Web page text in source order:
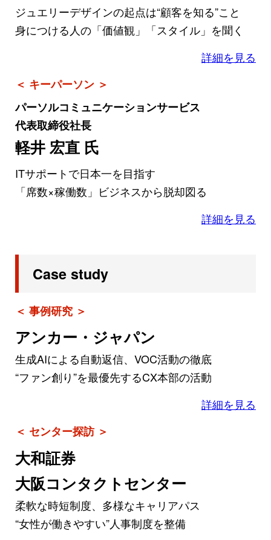
ジュエリーデザインの起点は“顧客を知る”こと
身につける人の「価値観」「スタイル」を聞く
詳細を見る
＜ キーパーソン ＞
パーソルコミュニケーションサービス
代表取締役社長
軽井 宏直 氏
ITサポートで日本一を目指す
「席数×稼働数」ビジネスから脱却図る
詳細を見る
Case study
＜ 事例研究 ＞
アンカー・ジャパン
生成AIによる自動返信、VOC活動の徹底
“ファン創り”を最優先するCX本部の活動
詳細を見る
＜ センター探訪 ＞
大和証券
大阪コンタクトセンター
柔軟な時短制度、多様なキャリアパス
“女性が働きやすい”人事制度を整備